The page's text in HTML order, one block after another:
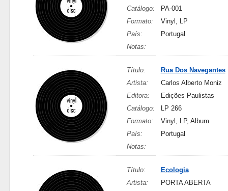
Catálogo:
PA-001
Formato:
Vinyl, LP
País:
Portugal
Notas:
Título:
Rua Dos Navegantes
Artista:
Carlos Alberto Moniz
Editora:
Edições Paulistas
Catálogo:
LP 266
Formato:
Vinyl, LP, Album
País:
Portugal
Notas:
Título:
Ecologia
Artista:
PORTA ABERTA